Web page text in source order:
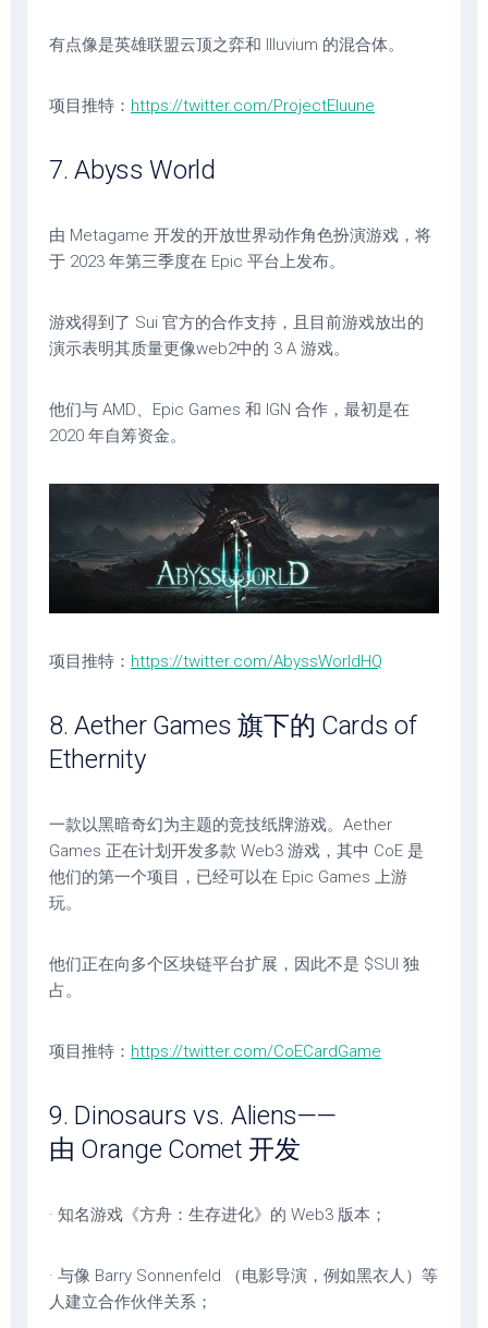
有点像是英雄联盟云顶之弈和 Illuvium 的混合体。
项目推特： https://twitter.com/ProjectEluune
7. Abyss World
由 Metagame 开发的开放世界动作角色扮演游戏，将
于 2023 年第三季度在 Epic 平台上发布。
游戏得到了 Sui 官方的合作支持，且目前游戏放出的
演示表明其质量更像web2中的 3 A 游戏。
他们与 AMD、Epic Games 和 IGN 合作，最初是在
2020 年自筹资金。
项目推特： https://twitter.com/AbyssWorldHQ
8. Aether Games 旗下的 Cards of
Ethernity
一款以黑暗奇幻为主题的竞技纸牌游戏。Aether
Games 正在计划开发多款 Web3 游戏，其中 CoE 是
他们的第一个项目，已经可以在 Epic Games 上游
玩。
他们正在向多个区块链平台扩展，因此不是 $SUI 独
占。
项目推特： https://twitter.com/CoECardGame
9. Dinosaurs vs. Aliens——
由 Orange Comet 开发
· 知名游戏《方舟：生存进化》的 Web3 版本；
· 与像 Barry Sonnenfeld （电影导演，例如黑衣人）等
人建立合作伙伴关系；